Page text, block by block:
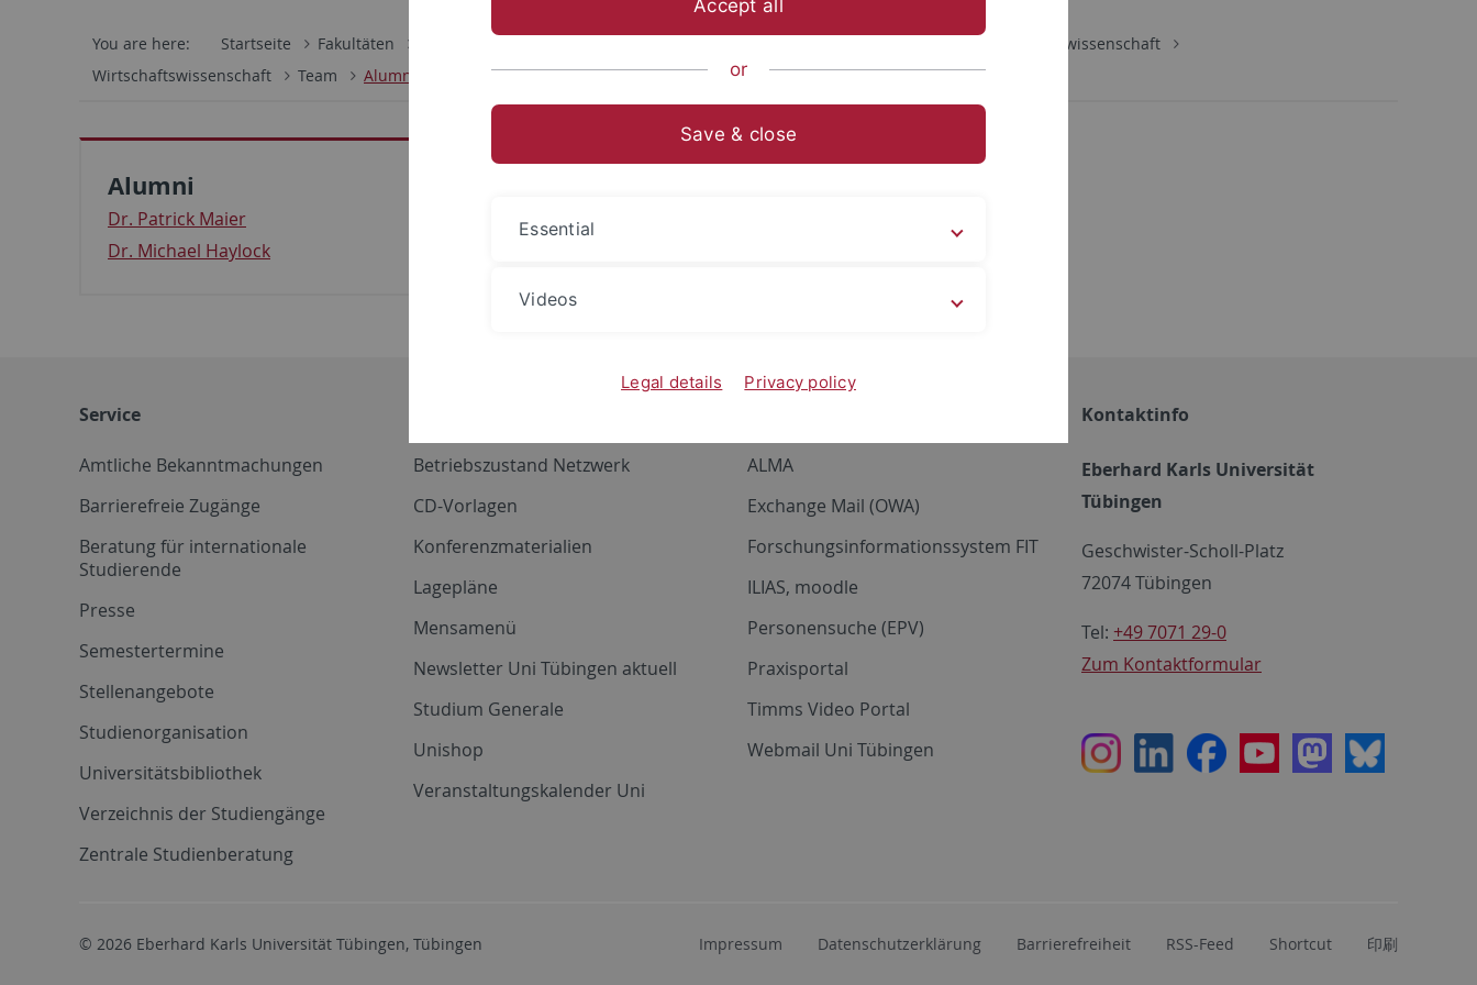
You are here: Startseite Fakultäten
Fachbereich Wirtschaftswissenschaft
Wirtschaftswissenschaft
Team Alumni
Alumni
Dr. Patrick Maier
Dr. Michael Haylock
Service
Amtliche Bekanntmachungen
Barrierefreie Zugänge
Beratung für internationale
Studierende
Presse
Semestertermine
Stellenangebote
Studienorganisation
Universitätsbibliothek
Verzeichnis der Studiengänge
Zentrale Studienberatung
Betriebszustand Netzwerk
CD-Vorlagen
Konferenzmaterialien
Lagepläne
Mensamenü
Newsletter Uni Tübingen aktuell
Studium Generale
Unishop
Veranstaltungskalender Uni
ALMA
Exchange Mail (OWA)
Forschungsinformationssystem FIT
ILIAS, moodle
Personensuche (EPV)
Praxisportal
Timms Video Portal
Webmail Uni Tübingen
Kontaktinfo
Eberhard Karls Universität
Tübingen
Geschwister-Scholl-Platz
72074 Tübingen
Tel: +49 7071 29-0
Zum Kontaktformular
InstagramLinkedInFacebookYoutubeMastodon
Bluesky
© 2026 Eberhard Karls Universität Tübingen, Tübingen Impressum Datenschutzerklärung Barrierefreiheit RSS-Feed Shortcut 印刷
Accept all
or
Save & close
Essential
Videos
Legal details Privacy policy